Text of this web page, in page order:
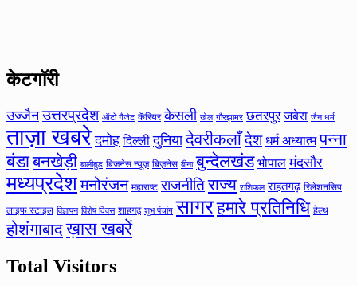
केटगॉरी
उज्जैन उत्तरप्रदेश ऑटो गैजेट कॅरियर केसली खेल गौरझामर छतरपुर जबेरा जैन धर्म
ताज़ा खबरे दमोह दिल्ली दुनिया देवरीकलाँदेश धर्म अध्यात्म पन्ना
बंडाबनखेड़ी बालीबुड बिजनेस न्यूज़ बिज़नेस बीना बुन्देलखंड भोपाल मंदसौर
मध्यप्रदेशमनोरंजन महाराष्ट राजनीतिराज्य राशिफल राहतगढ़ रिलेशनसिप
लाइफ स्टाइल विज्ञापन विशेष दिवस शाहगढ़ शुभ पंचांग सागरहमारे प्रतिनिधि हेल्थ
होशंगाबादख़ास खबरें
Total Visitors